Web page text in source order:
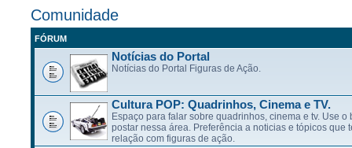
Comunidade
FÓRUM
Notícias do Portal
Notícias do Portal Figuras de Ação.
Cultura POP: Quadrinhos, Cinema e TV.
Espaço para falar sobre quadrinhos, cinema e tv. Use o
postar nessa área. Preferência a noticias e tópicos que
relação com figuras de ação.